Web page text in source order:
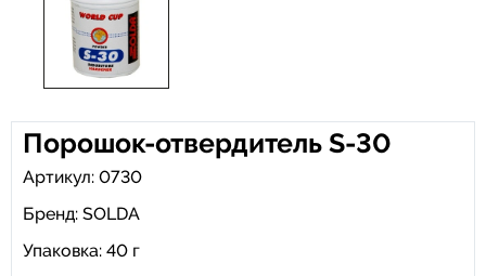
Порошок-отвердитель S-30
Артикул: 0730
Бренд: SOLDA
Упаковка: 40 г